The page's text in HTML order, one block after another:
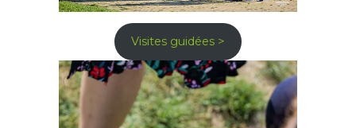
Visites guidées >